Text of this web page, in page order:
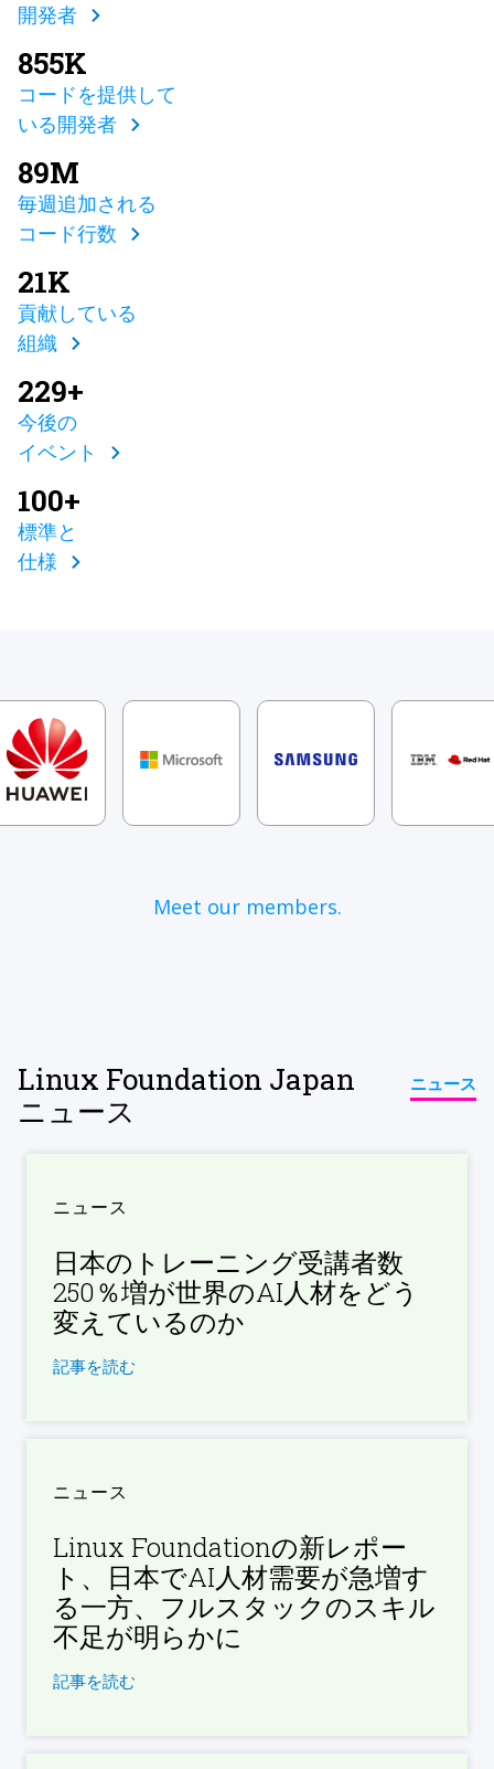
開発者
855K
コードを提供して
いる開発者
89M
毎週追加される
コード行数
21K
貢献している
組織
229+
今後の
イベント
100+
標準と
仕様
Meet our members.
Linux Foundation Japan
ニュース
ニュース
ニュース
日本のトレーニング受講者数
250％増が世界のAI人材をどう
変えているのか
記事を読む
ニュース
Linux Foundationの新レポー
ト、日本でAI人材需要が急増す
る一方、フルスタックのスキル
不足が明らかに
記事を読む